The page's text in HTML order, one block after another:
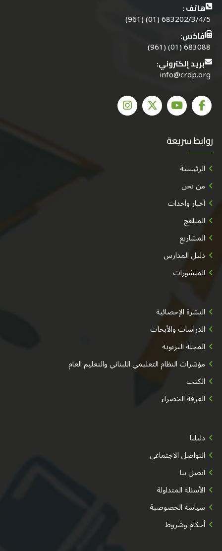
هاتف :
683202/3/4/5 (01) (961)
فاكس:
683088 (01) (961)
بريد إلكتروني:
info@crdp.org
روابط سريعة
الرئيسية
من نحن
أخبار وأحداث
المناهج
المشاريع
دليل المدارس
المنشورات
النشرة الإحصائية
الدراسات والأبحاث
المجلة التربوية
مؤشرات النظام التعليمي اللبناني والتعليم العام
الكتب
الغرفة الخضراء
دليلنا
التواصل الاجتماعي
اتصل بنا
الأسئلة المتداولة
سياسة الخصوصية
أحكام وشروط